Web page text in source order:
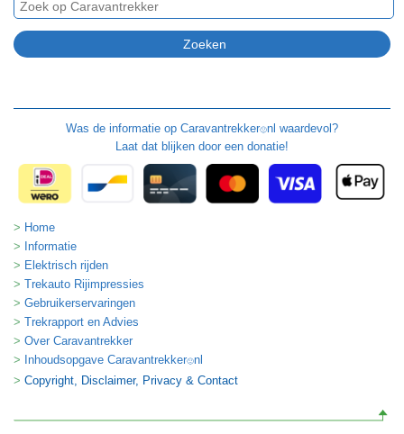
Was de informatie op Caravantrekker🙂nl waardevol?
Laat dat blijken door een donatie!
Home
Informatie
Elektrisch rijden
Trekauto Rijimpressies
Gebruikerservaringen
Trekrapport en Advies
Over Caravantrekker
Inhoudsopgave Caravantrekker🙂nl
Copyright, Disclaimer, Privacy & Contact